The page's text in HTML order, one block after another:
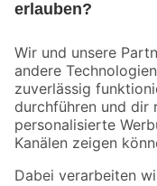
Der toom Newsletter: Keine
Zur Newsletter
Folge uns